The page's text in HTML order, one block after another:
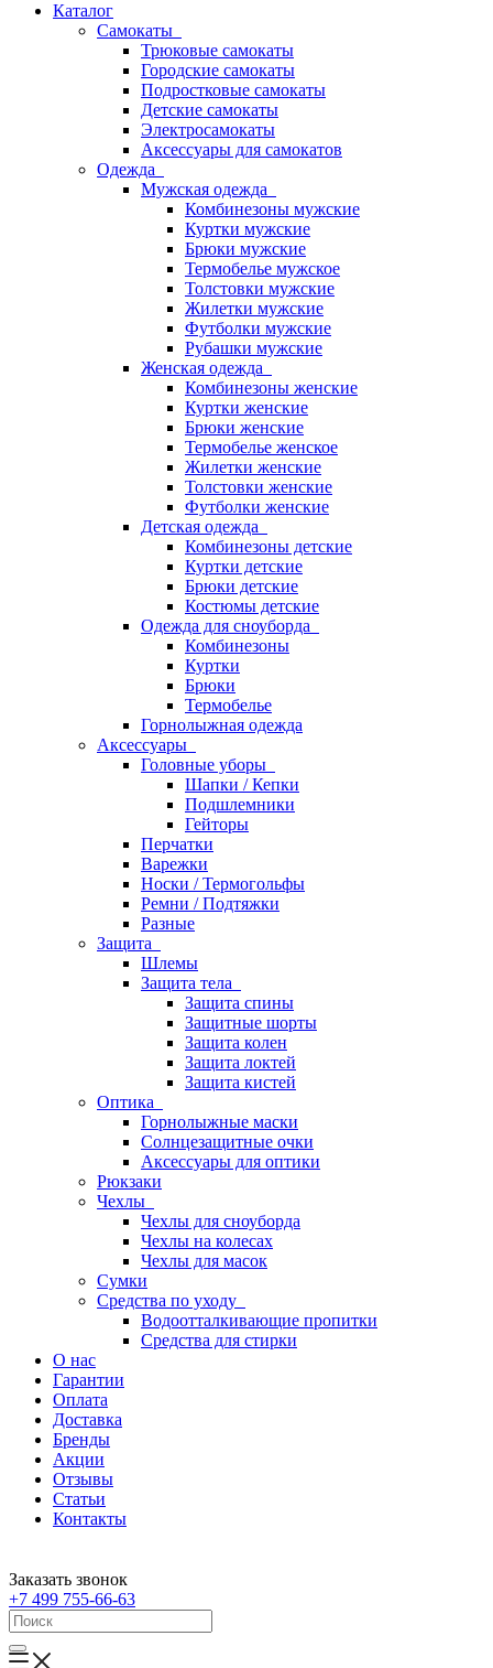
Каталог
Самокаты
Трюковые самокаты
Городские самокаты
Подростковые самокаты
Детские самокаты
Электросамокаты
Аксессуары для самокатов
Одежда
Мужская одежда
Комбинезоны мужские
Куртки мужские
Брюки мужские
Термобелье мужское
Толстовки мужские
Жилетки мужские
Футболки мужские
Рубашки мужские
Женская одежда
Комбинезоны женские
Куртки женские
Брюки женские
Термобелье женское
Жилетки женские
Толстовки женские
Футболки женские
Детская одежда
Комбинезоны детские
Куртки детские
Брюки детские
Костюмы детские
Одежда для сноуборда
Комбинезоны
Куртки
Брюки
Термобелье
Горнолыжная одежда
Аксессуары
Головные уборы
Шапки / Кепки
Подшлемники
Гейторы
Перчатки
Варежки
Носки / Термогольфы
Ремни / Подтяжки
Разные
Защита
Шлемы
Защита тела
Защита спины
Защитные шорты
Защита колен
Защита локтей
Защита кистей
Оптика
Горнолыжные маски
Солнцезащитные очки
Аксессуары для оптики
Рюкзаки
Чехлы
Чехлы для сноуборда
Чехлы на колесах
Чехлы для масок
Сумки
Средства по уходу
Водоотталкивающие пропитки
Средства для стирки
О нас
Гарантии
Оплата
Доставка
Бренды
Акции
Отзывы
Статьи
Контакты
Заказать звонок
+7 499 755-66-63